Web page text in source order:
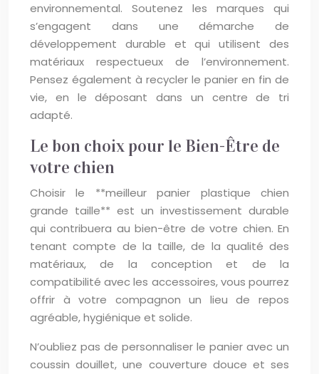
environnemental. Soutenez les marques qui
s’engagent dans une démarche de
développement durable et qui utilisent des
matériaux respectueux de l’environnement.
Pensez également à recycler le panier en fin de
vie, en le déposant dans un centre de tri
adapté.
Le bon choix pour le Bien-Être de
votre chien
Choisir le **meilleur panier plastique chien
grande taille** est un investissement durable
qui contribuera au bien-être de votre chien. En
tenant compte de la taille, de la qualité des
matériaux, de la conception et de la
compatibilité avec les accessoires, vous pourrez
offrir à votre compagnon un lieu de repos
agréable, hygiénique et solide.
N’oubliez pas de personnaliser le panier avec un
coussin douillet, une couverture douce et ses